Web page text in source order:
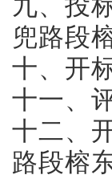
九、投
兜路段
十、开
十一、
十二、
路段榕